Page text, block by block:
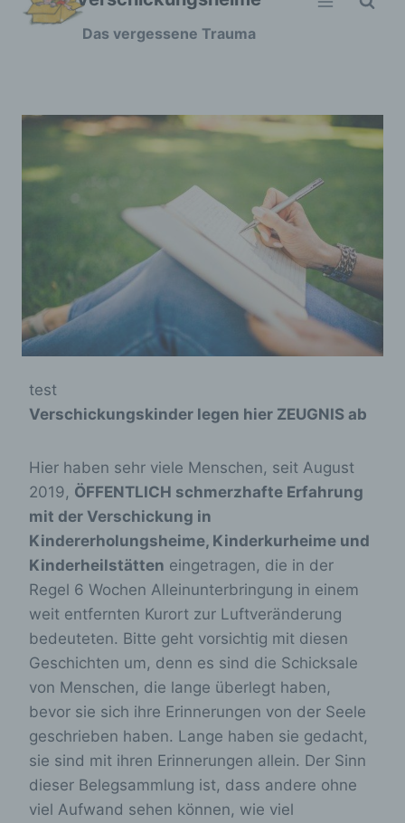
Zum
Das vergessene Trauma
test
Verschickungskinder legen hier ZEUGNIS ab
Hier haben sehr viele Menschen, seit August
2019, ÖFFENTLICH schmerzhafte Erfahrung
mit der Verschickung in
Kindererholungsheime, Kinderkurheime und
Kinderheilstätten eingetragen, die in der
Regel 6 Wochen Alleinunterbringung in einem
weit entfernten Kurort zur Luftveränderung
bedeuteten. Bitte geht vorsichtig mit diesen
Geschichten um, denn es sind die Schicksale
von Menschen, die lange überlegt haben,
bevor sie sich ihre Erinnerungen von der Seele
geschrieben haben. Lange haben sie gedacht,
sie sind mit ihren Erinnerungen allein. Der Sinn
dieser Belegsammlung ist, dass andere ohne
viel Aufwand sehen können, wie viel